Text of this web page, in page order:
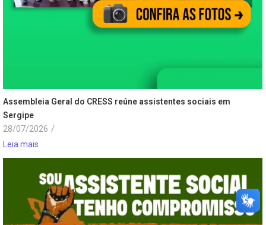
Assembleia Geral do CRESS reúne assistentes sociais em
Sergipe
28/07/2026 /
Leia mais